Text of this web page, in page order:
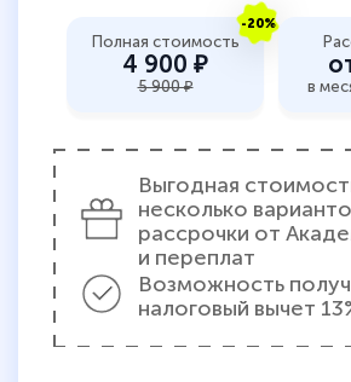
-20%
Полная стоимость
4 900 ₽
5 900 ₽ в
Выгодная
несколько
рассрочки от
и переплат
Возможность
налоговый вычет